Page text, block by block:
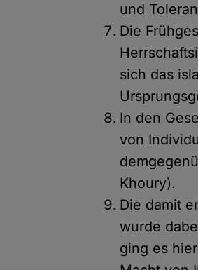
und
Die
sich das
In den
von
Khoury).
Die damit
wurde
ging es